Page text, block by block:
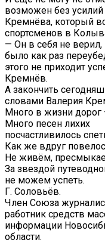
возможен без
Кремнёва, который
спортсменов в
— Он в себя не
было как раз
этого не приходит
Кремнёв.
А закончить
словами Валерия
Много в жизни
Много песен лихих
посчастливилось
Как же вдруг
Не живём,
За звездой
не можем успеть.
Г. Соловьёв.
Член Союза
работник средств
информации
области.